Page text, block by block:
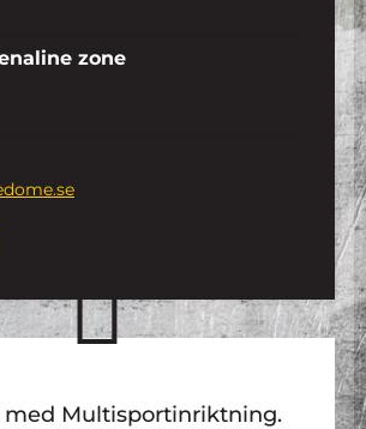
zone
med Multisportinriktning.